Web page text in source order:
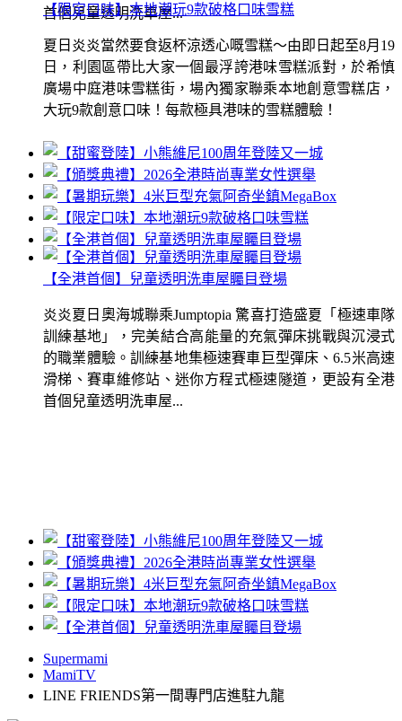
首個兒童透明洗車屋...
【限定口味】本地潮玩9款破格口味雪糕
夏日炎炎當然要食返杯涼透心嘅雪糕～由即日起至8月19
日，利園區帶比大家一個最浮誇港味雪糕派對，於希慎
廣場中庭港味雪糕街，場內獨家聯乘本地創意雪糕店，
大玩9款創意口味！每款極具港味的雪糕體驗！
【全港首個】兒童透明洗車屋矚目登場
炎炎夏日奧海城聯乘Jumptopia 驚喜打造盛夏「極速車隊
訓練基地」，完美結合高能量的充氣彈床挑戰與沉浸式
的職業體驗。訓練基地集極速賽車巨型彈床、6.5米高速
滑梯、賽車維修站、迷你方程式極速隧道，更設有全港
首個兒童透明洗車屋...
Supermami
MamiTV
LINE FRIENDS第一間專門店進駐九龍